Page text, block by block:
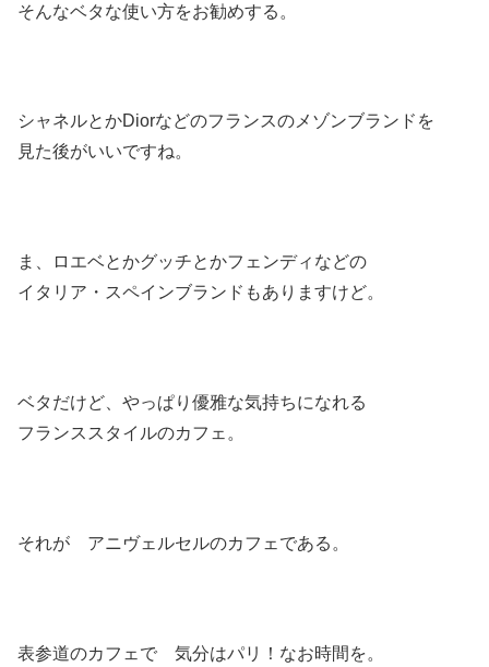
そんなベタな使い方をお勧めする。
シャネルとかDiorなどのフランスのメゾンブランドを
見た後がいいですね。
ま、ロエベとかグッチとかフェンディなどの
イタリア・スペインブランドもありますけど。
ベタだけど、やっぱり優雅な気持ちになれる
フランススタイルのカフェ。
それが アニヴェルセルのカフェである。
表参道のカフェで 気分はパリ！なお時間を。